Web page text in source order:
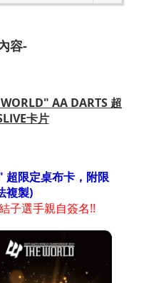
容-
AA DARTS 超
卡片
超限定桌布卡，附限
複製)
子選手親自簽名!!